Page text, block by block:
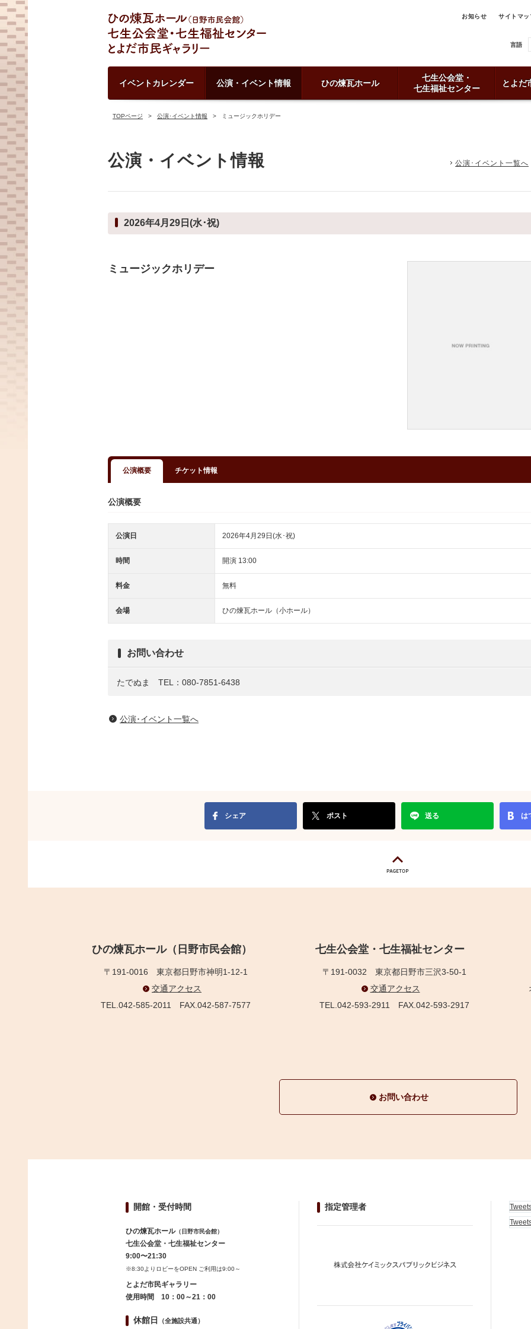
お知らせ サイトマッ
言語
イベントカレンダー 公演・イベント情報 ひの煉瓦ホール
七生公会堂・
七生福祉センター
とよだ
TOPページ 公演･イベント情報 ミュージックホリデー
公演・イベント情報 公演･イベント一覧へ
2026年4月29日(水･祝)
ミュージックホリデー
公演概要 チケット情報
公演概要
公演日 2026年4月29日(水･祝)
時間 開演 13:00
料金 無料
会場 ひの煉瓦ホール（小ホール）
お問い合わせ
たでぬま TEL：080-7851-6438
公演･イベント一覧へ
シェア ポスト 送る は
ひの煉瓦ホール（日野市民会館）
〒191-0016 東京都日野市神明1-12-1
交通アクセス
TEL.042-585-2011 FAX.042-587-7577
七生公会堂・七生福祉センター
〒191-0032 東京都日野市三沢3-50-1
交通アクセス
TEL.042-593-2911 FAX.042-593-2917
お問い合わせ
開館・受付時間
ひの煉瓦ホール（日野市民会館）
七生公会堂・七生福祉センター
9:00〜21:30
※8:30よりロビーをOPEN ご利用は9:00～
とよだ市民ギャラリー
使用時間 10：00～21：00
休館日 （全施設共通）
指定管理者